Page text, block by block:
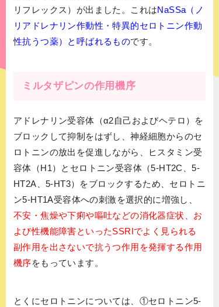
リフレックス）が出ました。これはNaSSa（ノ
リアドレナリン作動性・特異的セロトニン作動
性抗うつ薬）と呼ばれるものです。
ミルタザピンの作用機序
アドレナリン受容体（α2自己およびヘテロ）を
ブロックして抑制をはずし、神経細胞からのセ
ロトニンの放出を促進しながら、ヒスタミン受
容体（H1）とセロトニン受容体（5-HT2C、5-
HT2A、5-HT3）をブロックするため、セロトニ
ン5-HT1A受容体への刺激を選択的に増強し、
不安・焦燥や下痢や嘔吐などの消化器症状、お
よび性機能障害といったSSRIでよく見られる
副作用を出さないで抗うつ作用を発揮する作用
機序をもっています。
とくにセロトニンについては、①セロトニン5-